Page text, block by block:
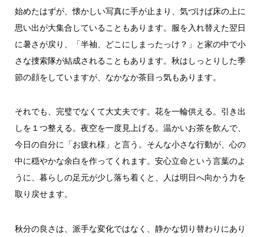
始めたはずが、懐かしい写真に手が止まり、気づけば床の上に
思い出が大集合していることもあります。服を入れ替えた翌日
に暑さが戻り、「半袖、どこにしまったっけ？」と家の中で小
さな捜索隊が結成されることもあります。秋はしっとりした季
節の顔をしていますが、なかなか茶目っ気もあります。
それでも、完璧でなくて大丈夫です。花を一輪供える。引き出
しを１つ整える。夜空を一度見上げる。温かいお茶を飲んで、
今日の自分に「お疲れ様」と言う。そんな小さな行動が、心の
中に穏やかな余白を作ってくれます。安心立命という言葉のよ
うに、暮らしの足元が少し落ち着くと、人は明日へ向かう力を
取り戻せます。
秋分の良さは、派手な変化ではなく、静かな切り替わりにあり